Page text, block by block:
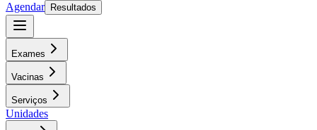
Agendar
Resultados
Exames
Vacinas
Serviços
Unidades